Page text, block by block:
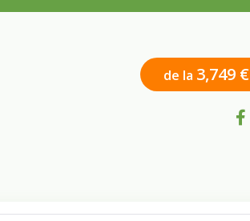
de la 3,749 €